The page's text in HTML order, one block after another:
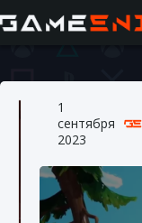
1
сентября
2023